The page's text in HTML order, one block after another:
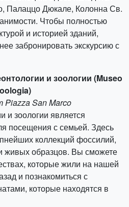
Палаццо Дюкале, Колонна Св.
Чтобы полностью
и историей зданий,
забронировать экскурсию с
и зоологии (Museo
San Marco
и зоологии является
посещения с семьей. Здесь
коллекций фоссилий,
живых образцов. Вы сможете
которые жили на нашей
и познакомиться с
которые находятся в